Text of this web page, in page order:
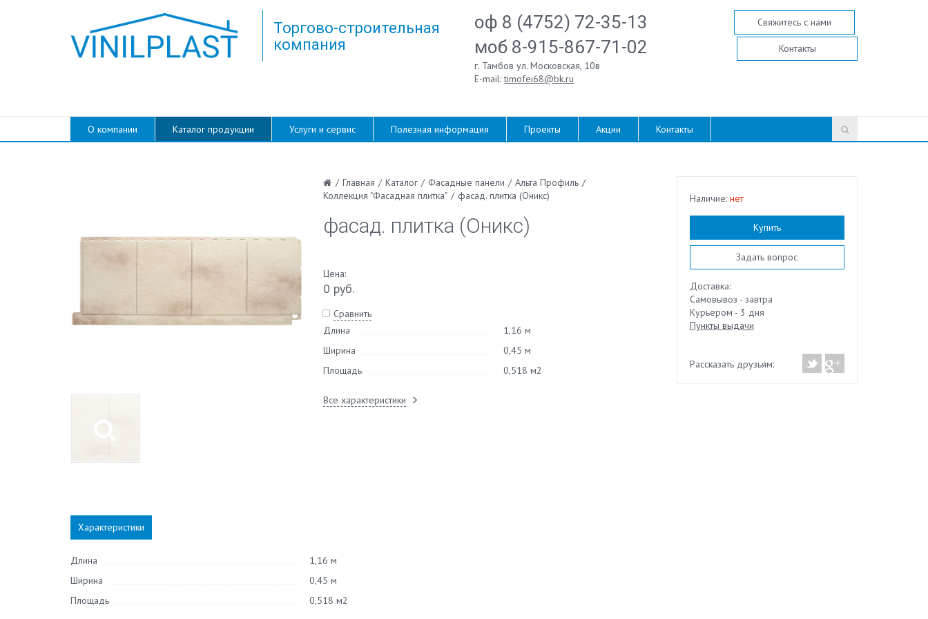
Торгово-строительная
компания
оф 8 (4752) 72-35-13
моб 8-915-867-71-02
г. Тамбов ул. Московская, 10в
E-mail:timofei68@bk.ru
Свяжитесь с нами
Контакты
О компании Каталог продукции Услуги и сервис Полезная информация Проекты Акции Контакты
/ Главная / Каталог / Фасадные панели / Альта Профиль /
Коллекция "Фасадная плитка" / фасад. плитка (Оникс)
фасад. плитка (Оникс)
Цена:
0 руб.
Сравнить
Длина
1,16 м
Ширина
0,45 м
Площадь
0,518 м2
Все характеристики
Наличие:нет
Купить
Задать вопрос
Доставка:
Самовывоз - завтра
Курьером - 3 дня
Пункты выдачи
Рассказать друзьям:
Характеристики
Длина
1,16 м
Ширина
0,45 м
Площадь
0,518 м2